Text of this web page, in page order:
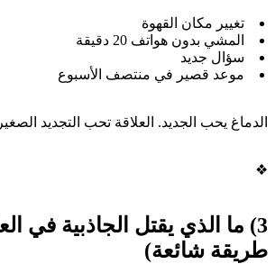
تغيير مكان القهوة
المشي بدون هواتف 20 دقيقة
سؤال جديد
موعد قصير في منتصف الأسبوع
الدماغ يحب الجديد. العلاقة تحب التجديد
❖
3) ما الذي يقتل الجاذبية في
طريقة شائعة)